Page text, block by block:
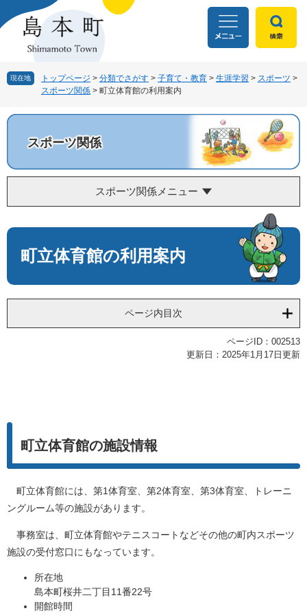
ー
。
ニ
て
へ
現在地 トップページ > 分類でさがす > 子育て・教育 > 生涯学習 > スポーツ >
スポーツ関係 > 町立体育館の利用案内
スポーツ関係
スポーツ関係メニュー
文
町立体育館の利用案内
ページ内目次
ページID：002513
更新日：2025年1月17日更新
町立体育館の施設情報
町立体育館には、第1体育室、第2体育室、第3体育室、トレーニ
ングルーム等の施設があります。
事務室は、町立体育館やテニスコートなどその他の町内スポーツ
施設の受付窓口にもなっています。
所在地
島本町桜井二丁目11番22号
開館時間